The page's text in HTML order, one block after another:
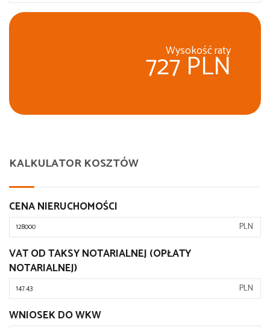
Wysokość raty
727 PLN
KALKULATOR KOSZTÓW
CENA NIERUCHOMOŚCI
PLN
VAT OD TAKSY NOTARIALNEJ (OPŁATY
NOTARIALNEJ)
PLN
WNIOSEK DO WKW